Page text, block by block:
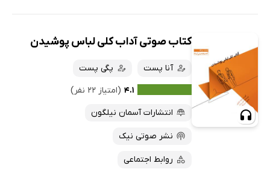
کتاب صوتی آداب کلی لباس پوشیدن
آنا پست
پگی پست
۴.۱ (امتیاز ۲۲ نفر)
انتشارات آسمان نیلگون
نشر صوتی نیک
روابط اجتماعی